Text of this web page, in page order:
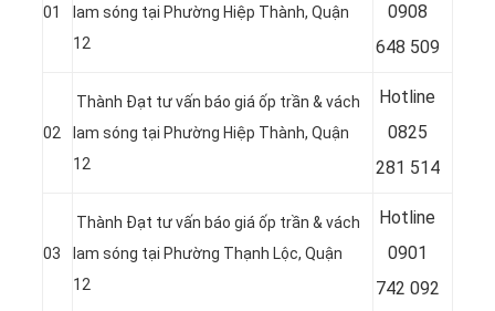
01
lam sóng tại Phường Hiệp Thành, Quận
12
0908
648 509
02
Thành Đạt tư vấn báo giá ốp trần & vách
lam sóng tại Phường Hiệp Thành, Quận
12
Hotline
0825
281 514
03
Thành Đạt tư vấn báo giá ốp trần & vách
lam sóng tại Phường Thạnh Lộc, Quận
12
Hotline
0901
742 092